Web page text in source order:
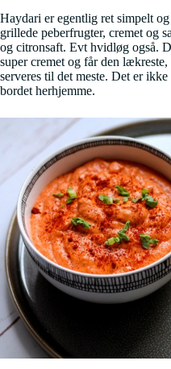
Haydari er egentlig ret simpelt
grillede peberfrugter, cremet og
og citronsaft. Evt hvidløg også.
super cremet og får den
serveres til det meste. Det er
bordet herhjemme.